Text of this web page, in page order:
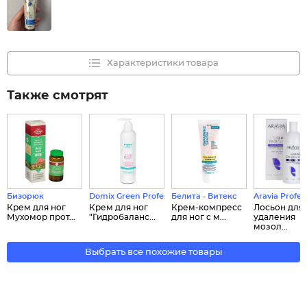
Характеристики товара
Также смотрят
Бизорюк
Крем для ног
Мухомор прот...
Domix Green Professional
Крем для ног
"Гидробаланс...
Белита - Витекс
Крем-компресс
для ног с м...
Aravia
Лосьон для
удаления
мозол...
Выбрать все похожие товары